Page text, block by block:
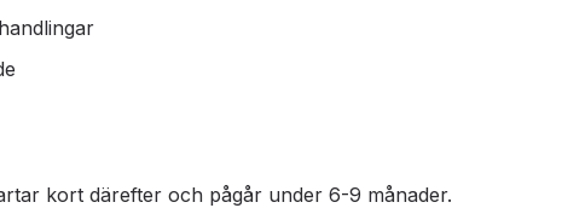
kort därefter och pågår under 6-9 månader.